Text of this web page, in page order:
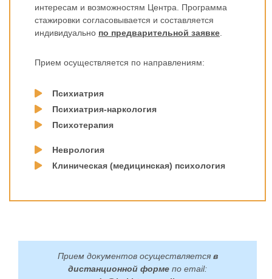
интересам и возможностям Центра. Программа
стажировки согласовывается и составляется
индивидуально по предварительной заявке
Прием осуществляется по направлениям:
Психиатрия
Психиатрия-наркология
Психотерапия
Неврология
Клиническая (медицинская) психология
Прием документов осуществляется в
дистанционной форме по email: